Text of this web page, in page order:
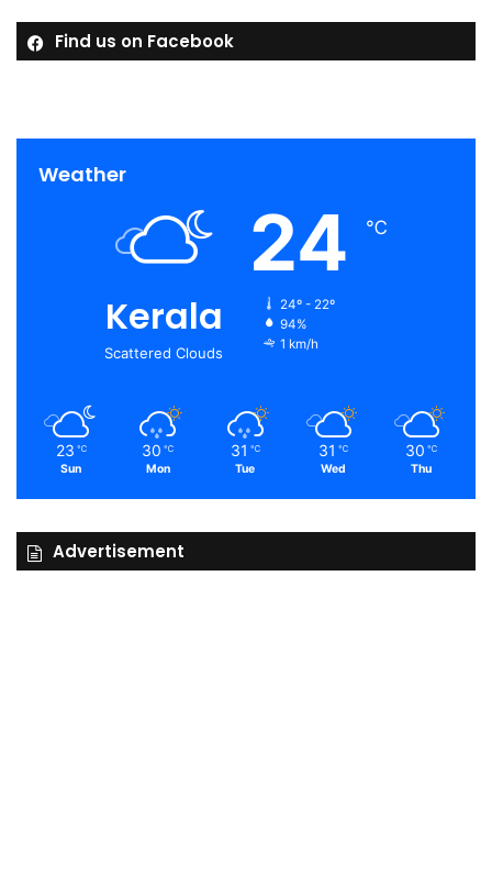
Find us on Facebook
Weather
Kerala
Scattered Clouds
24 ℃
24º - 22º
94%
1 km/h
23 ℃
Sun
30 ℃
Mon
31 ℃
Tue
31 ℃
Wed
30 ℃
Thu
Advertisement